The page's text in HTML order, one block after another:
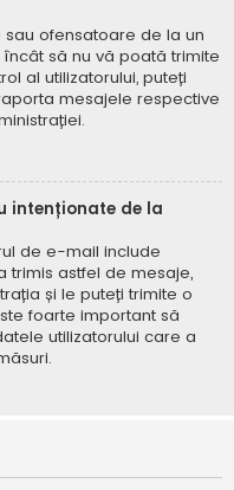
ofensatoare de la un
să nu vă poată trimite
al utilizatorului, puteți
mesajele respective
intenționate de la
de e-mail include
trimis astfel de mesaje,
și le puteți trimite o
foarte important să
utilizatorului care a